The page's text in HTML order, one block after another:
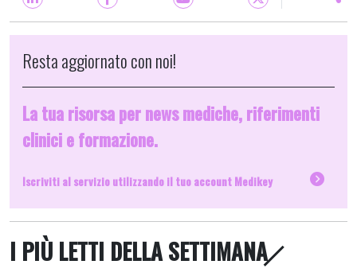
Resta aggiornato con noi!
La tua risorsa per news mediche, riferimenti
clinici e formazione.
Iscriviti al servizio utilizzando il tuo account Medikey
I PIÙ LETTI DELLA SETTIMANA